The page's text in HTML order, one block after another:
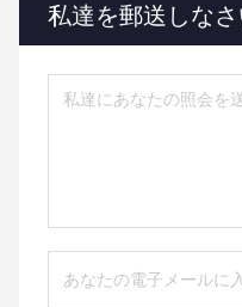
私達を郵送しな